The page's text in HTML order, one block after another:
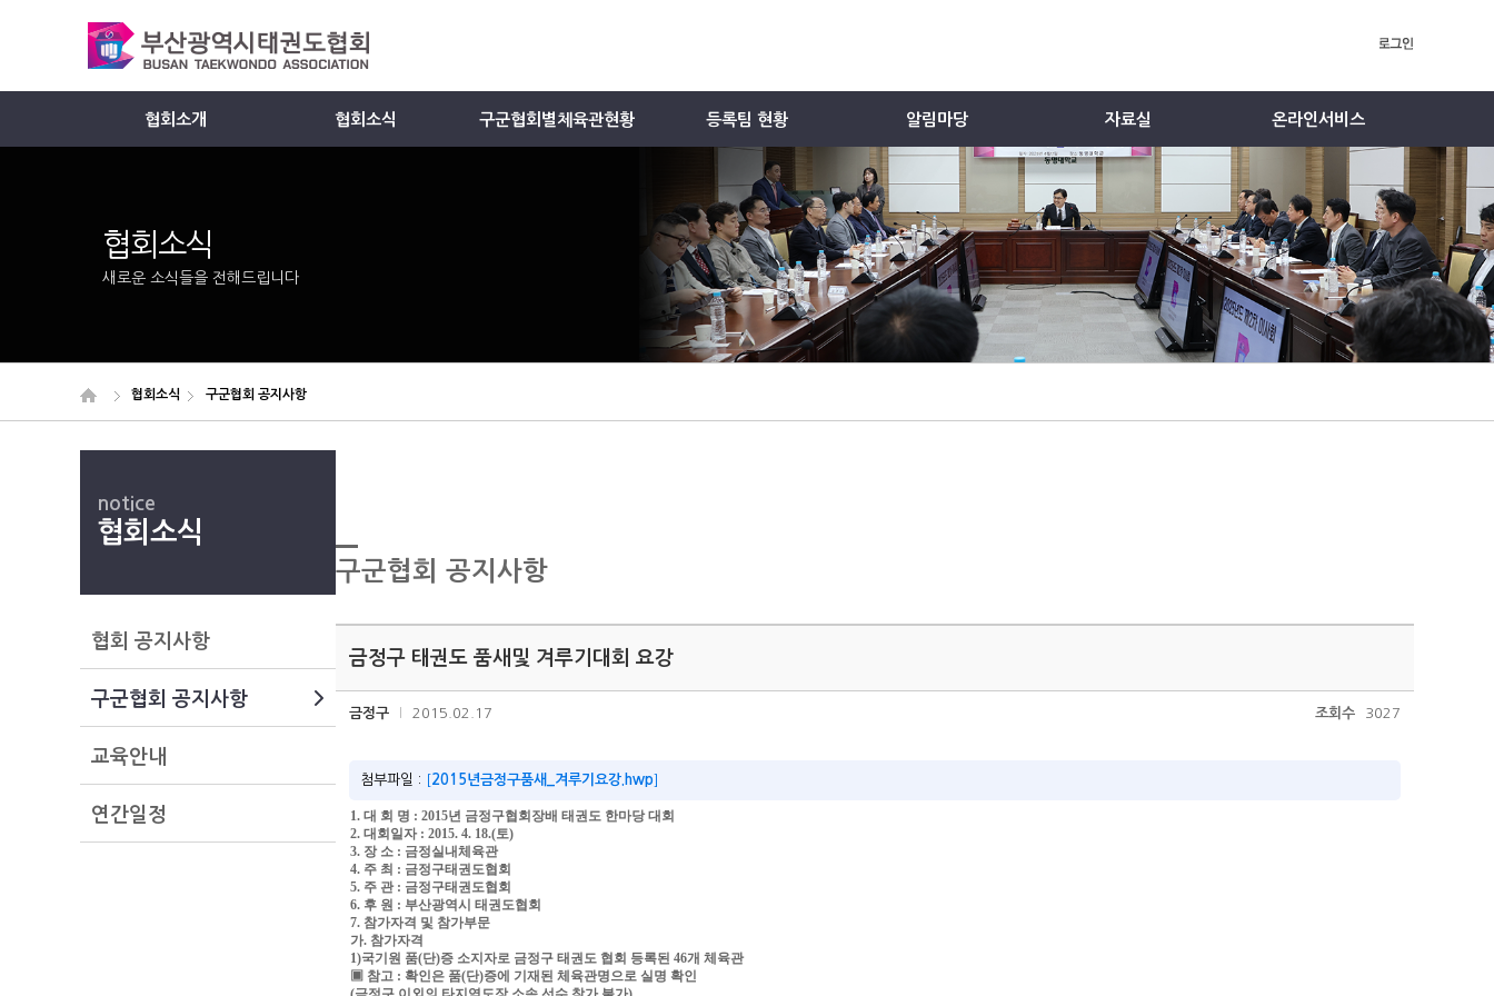
협회소개 협회소식 구군협회별체육관현황 등록팀 현황 알림마당 자료실 온라인서비스
협회소식
새로운 소식들을 전해드립니다
협회소식 구군협회 공지사항
notice
협회소식
협회 공지사항
구군협회 공지사항
교육안내
연간일정
구군협회 공지사항
금정구 태권도 품새및 겨루기대회 요강
금정구 2015.02.17 조회수 3027
첨부파일 : [2015년금정구품새_겨루기요강.hwp]
1. 대 회 명 : 2015년 금정구협회장배 태권도 한마당 대회
2. 대회일자 : 2015. 4. 18.(토)
3. 장 소 : 금정실내체육관
4. 주 최 : 금정구태권도협회
5. 주 관 : 금정구태권도협회
6. 후 원 : 부산광역시 태권도협회
7. 참가자격 및 참가부문
가. 참가자격
1)국기원 품(단)증 소지자로 금정구 태권도 협회 등록된 46개 체육관
▣ 참고 : 확인은 품(단)증에 기재된 체육관명으로 실명 확인